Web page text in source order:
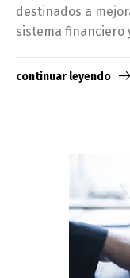
destinados a
sistema financiero
continuar leyendo